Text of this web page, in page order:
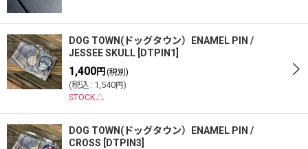
絞り込む
DOG TOWN(ドッグタウン）ENAMEL PIN /
JESSEE SKULL [DTPIN1]
1,400円(税別)
(税込 : 1,540円)
STOCK△
DOG TOWN(ドッグタウン）ENAMEL PIN /
CROSS [DTPIN3]